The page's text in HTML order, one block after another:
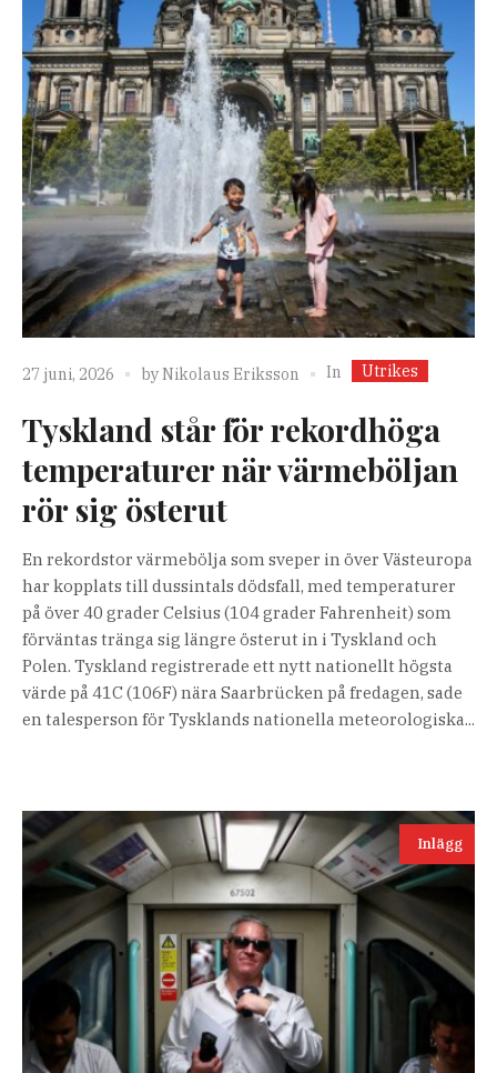
27 juni, 2026 byNikolaus Eriksson In Utrikes
Tyskland står för rekordhöga
temperaturer när värmeböljan
rör sig österut
En rekordstor värmebölja som sveper in över Västeuropa
har kopplats till dussintals dödsfall, med temperaturer
på över 40 grader Celsius (104 grader Fahrenheit) som
förväntas tränga sig längre österut in i Tyskland och
Polen. Tyskland registrerade ett nytt nationellt högsta
värde på 41C (106F) nära Saarbrücken på fredagen, sade
en talesperson för Tysklands nationella meteorologiska...
Inlägg